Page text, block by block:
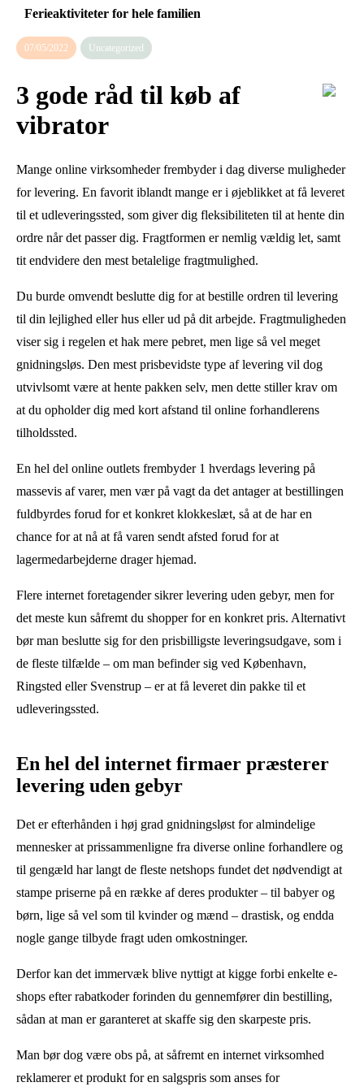
Ferieaktiviteter for hele familien
07/05/2022 Uncategorized
3 gode råd til køb af
vibrator
Mange online virksomheder frembyder i dag diverse muligheder
for levering. En favorit iblandt mange er i øjeblikket at få leveret
til et udleveringssted, som giver dig fleksibiliteten til at hente din
ordre når det passer dig. Fragtformen er nemlig vældig let, samt
tit endvidere den mest betalelige fragtmulighed.
Du burde omvendt beslutte dig for at bestille ordren til levering
til din lejlighed eller hus eller ud på dit arbejde. Fragtmuligheden
viser sig i regelen et hak mere pebret, men lige så vel meget
gnidningsløs. Den mest prisbevidste type af levering vil dog
utvivlsomt være at hente pakken selv, men dette stiller krav om
at du opholder dig med kort afstand til online forhandlerens
tilholdssted.
En hel del online outlets frembyder 1 hverdags levering på
massevis af varer, men vær på vagt da det antager at bestillingen
fuldbyrdes forud for et konkret klokkeslæt, så at de har en
chance for at nå at få varen sendt afsted forud for at
lagermedarbejderne drager hjemad.
Flere internet foretagender sikrer levering uden gebyr, men for
det meste kun såfremt du shopper for en konkret pris. Alternativt
bør man beslutte sig for den prisbilligste leveringsudgave, som i
de fleste tilfælde – om man befinder sig ved København,
Ringsted eller Svenstrup – er at få leveret din pakke til et
udleveringssted.
En hel del internet firmaer præsterer
levering uden gebyr
Det er efterhånden i høj grad gnidningsløst for almindelige
mennesker at prissammenligne fra diverse online forhandlere og
til gengæld har langt de fleste netshops fundet det nødvendigt at
stampe priserne på en række af deres produkter – til babyer og
børn, lige så vel som til kvinder og mænd – drastisk, og endda
nogle gange tilbyde fragt uden omkostninger.
Derfor kan det immervæk blive nyttigt at kigge forbi enkelte e-
shops efter rabatkoder forinden du gennemfører din bestilling,
sådan at man er garanteret at skaffe sig den skarpeste pris.
Man bør dog være obs på, at såfremt en internet virksomhed
reklamerer et produkt for en salgspris som anses for